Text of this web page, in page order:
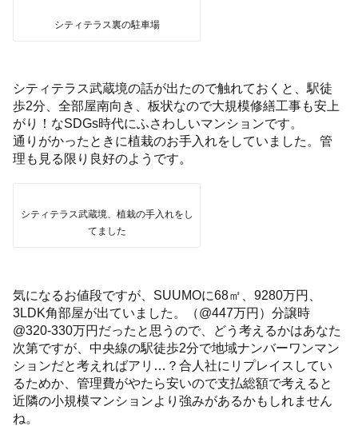
シティテラス裏の駐車場
シティテラス武蔵境の話が出たので触れておくと、駅徒
歩2分、全部屋南向き、板状なので大規模修繕工事も安上
がり！なSDGs時代にふさわしいマンションです。
通りがかったときに植栽のお手入れをしていました。管
理も見る限り良好のようです。
シティテラス武蔵境、植栽の手入れをし
てました
気になるお値段ですが、SUUMOに68㎡、9280万円、
3LDK角部屋が出ていました。（@447万円）分譲時
@320-330万円だったと思うので、どう考えるかはあなた
次第ですが、中央線の駅徒歩2分で地域ナンバーワンマン
ションだと考えればアリ…？合人社にリプレイスしてい
るためか、管理費がやたら安いので支払総額で考えると
近隣の小規模マンションより強みがあるかもしれません
ね。